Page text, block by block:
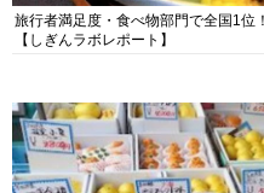
旅行者満足度・食べ物部門で全国1位
【しぎんラボレポート】